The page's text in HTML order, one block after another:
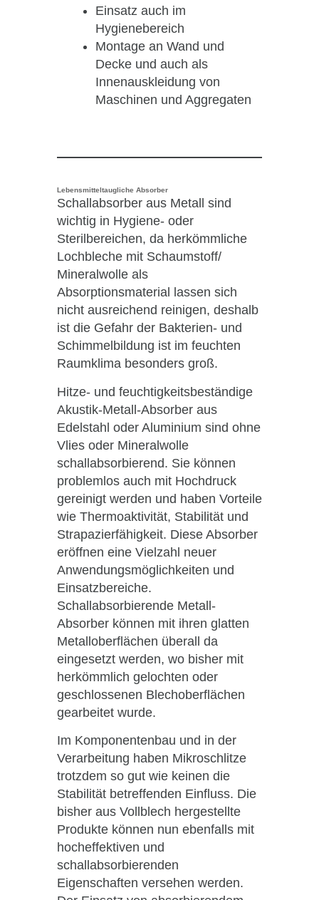
Einsatz auch im
Hygienebereich
Montage an Wand und
Decke und auch als
Innenauskleidung von
Maschinen und Aggregaten
Lebensmitteltaugliche Absorber
Schallabsorber aus Metall sind
wichtig in Hygiene- oder
Sterilbereichen, da herkömmliche
Lochbleche mit Schaumstoff/
Mineralwolle als
Absorptionsmaterial lassen sich
nicht ausreichend reinigen, deshalb
ist die Gefahr der Bakterien- und
Schimmelbildung ist im feuchten
Raumklima besonders groß.
Hitze- und feuchtigkeitsbeständige
Akustik-Metall-Absorber aus
Edelstahl oder Aluminium sind ohne
Vlies oder Mineralwolle
schallabsorbierend. Sie können
problemlos auch mit Hochdruck
gereinigt werden und haben Vorteile
wie Thermoaktivität, Stabilität und
Strapazierfähigkeit. Diese Absorber
eröffnen eine Vielzahl neuer
Anwendungsmöglichkeiten und
Einsatzbereiche.
Schallabsorbierende Metall-
Absorber können mit ihren glatten
Metalloberflächen überall da
eingesetzt werden, wo bisher mit
herkömmlich gelochten oder
geschlossenen Blechoberflächen
gearbeitet wurde.
Im Komponentenbau und in der
Verarbeitung haben Mikroschlitze
trotzdem so gut wie keinen die
Stabilität betreffenden Einfluss. Die
bisher aus Vollblech hergestellte
Produkte können nun ebenfalls mit
hocheffektiven und
schallabsorbierenden
Eigenschaften versehen werden.